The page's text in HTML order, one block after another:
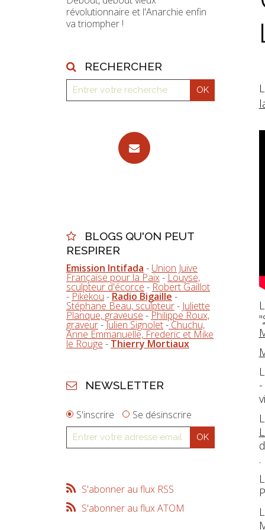
révolutionnaire et l'Anarchie enfin
va triompher !
RECHERCHER
BLOGS QU'ON PEUT
RESPIRER
Emission Intifada - Union Juive
Française pour la Paix- Louyse,
sculpteur d'écorce - Robert Gaillot
- Pikekou - Radio Bigaille -
Stéphane Beau, sculpteur- Juliette
Planque, graveuse - Philippe Roux,
graveur-Julien Signolet- Chuchu,
Anne Emmanuelle, Frederic et Mike
le Rouge - Thierry Mortiaux
NEWSLETTER
S'inscrire Se désinscrire
S'abonner au flux RSS
S'abonner au flux ATOM
"
.